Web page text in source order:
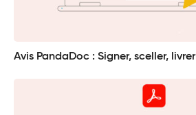
Avis PandaDoc : Signer, sceller, livrer